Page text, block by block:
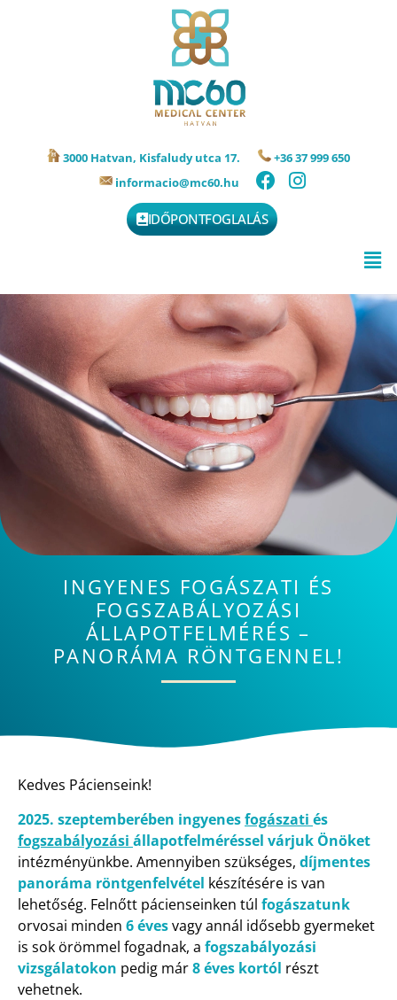
3000 Hatvan, Kisfaludy utca 17.
+36 37 999 650
informacio@mc60.hu
IDŐPONTFOGLALÁS
INGYENES FOGÁSZATI ÉS
FOGSZABÁLYOZÁSI
ÁLLAPOTFELMÉRÉS –
PANORÁMA RÖNTGENNEL!
Kedves Pácienseink!
2025. szeptemberében ingyenesfogászati és
fogszabályozási állapotfelméréssel várjuk Önöket
intézményünkbe. Amennyiben szükséges, díjmentes
panoráma röntgenfelvétel készítésére is van
lehetőség. Felnőtt pácienseinken túl fogászatunk
orvosai minden 6évesvagy annál idősebb gyermeket
is sok örömmel fogadnak, a fogszabályozási
vizsgálatokon pedig már8 éves kortól részt
vehetnek.